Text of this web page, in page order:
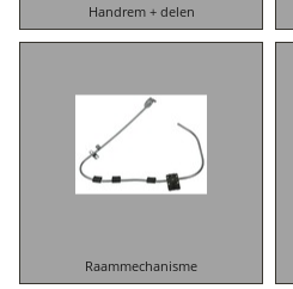
Handrem + delen
Raammechanisme